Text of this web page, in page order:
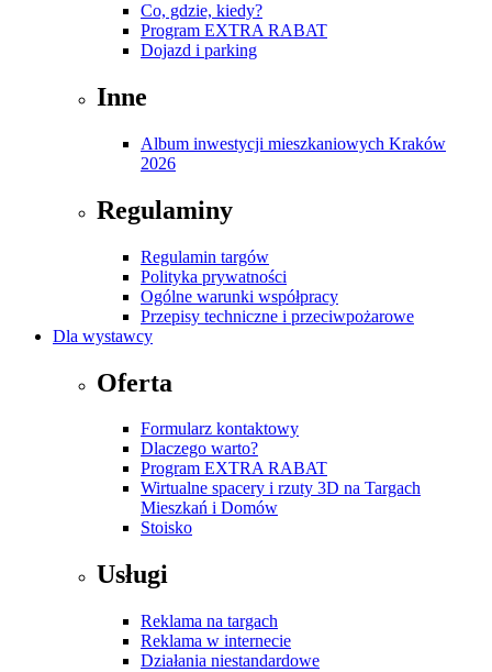
Co, gdzie, kiedy?
Program EXTRA RABAT
Dojazd i parking
Inne
Album inwestycji mieszkaniowych Kraków
2026
Regulaminy
Regulamin targów
Polityka prywatności
Ogólne warunki współpracy
Przepisy techniczne i przeciwpożarowe
Dla wystawcy
Oferta
Formularz kontaktowy
Dlaczego warto?
Program EXTRA RABAT
Wirtualne spacery i rzuty 3D na Targach
Mieszkań i Domów
Stoisko
Usługi
Reklama na targach
Reklama w internecie
Działania niestandardowe